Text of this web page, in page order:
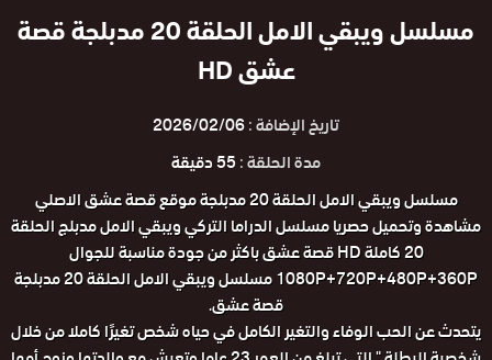
مسلسل ويبقي الامل الحلقة 20 مدبلجة قصة
عشق HD
تاريخ الإضافة :2026/02/06
مدة الحلقة :55 دقيقة
مسلسل ويبقي الامل الحلقة 20 مدبلجة موقع قصة عشق الاصلي
مشاهدة وتحميل حصريا مسلسل الدراما التركي ويبقي الامل مدبلج الحلقة
20 كاملة HD قصة عشق باكثر من جودة مناسبة للجوال
1080P+720P+480P+360P مسلسل ويبقي الامل الحلقة 20 مدبلجة
قصة عشق.
يتحدث عن الحب الوفاء والتغير الكامل في حياه شخص تغيرًا كاملا من خلال